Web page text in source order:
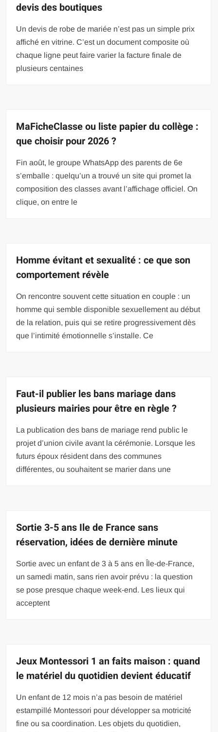
devis des boutiques
Un devis de robe de mariée n’est pas un simple prix
affiché en vitrine. C’est un document composite où
chaque ligne peut faire varier la facture finale de
plusieurs centaines
MaFicheClasse ou liste papier du collège :
que choisir pour 2026 ?
Fin août, le groupe WhatsApp des parents de 6e
s’emballe : quelqu’un a trouvé un site qui promet la
composition des classes avant l’affichage officiel. On
clique, on entre le
Homme évitant et sexualité : ce que son
comportement révèle
On rencontre souvent cette situation en couple : un
homme qui semble disponible sexuellement au début
de la relation, puis qui se retire progressivement dès
que l’intimité émotionnelle s’installe. Ce
Faut-il publier les bans mariage dans
plusieurs mairies pour être en règle ?
La publication des bans de mariage rend public le
projet d’union civile avant la cérémonie. Lorsque les
futurs époux résident dans des communes
différentes, ou souhaitent se marier dans une
Sortie 3-5 ans Ile de France sans
réservation, idées de dernière minute
Sortie avec un enfant de 3 à 5 ans en Île-de-France,
un samedi matin, sans rien avoir prévu : la question
se pose presque chaque week-end. Les lieux qui
acceptent
Jeux Montessori 1 an faits maison : quand
le matériel du quotidien devient éducatif
Un enfant de 12 mois n’a pas besoin de matériel
estampillé Montessori pour développer sa motricité
fine ou sa coordination. Les objets du quotidien,